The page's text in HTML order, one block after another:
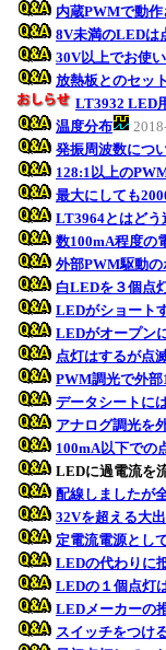
内蔵PWMで動作
8V未満のLEDは
30V以上でお使
放熱板とのセッ
LT3932 LED
温度分布
発振周波数につ
128:1以上の
最大にしても
LT3964とはどう
数100mA程度の
外部PWM駆動
白LEDを３個点
LEDがショート
LEDがオープン
点灯はするが点
PWM調光で外部
データシートに
アナログ調光を
100mA以下での
LEDに過電流を
配線しましたが
32Vを超える大
定電流電源とし
LEDの代わりに
LEDの１個点灯
LEDメーカーの
スイッチをつけ